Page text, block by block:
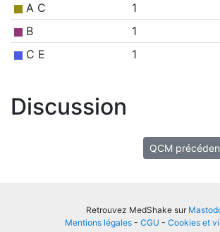
A C
1
B
1
C E
1
Discussion
QCM
Retrouvez MedShake sur
Mentions légales - CGU - Cookies et